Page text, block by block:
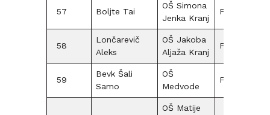
57 Boljte Tai
OŠ Simona
Jenka Kranj
F15
58
Lončarevič
Aleks
OŠ Jakoba
Aljaža Kranj
F12
59
Bevk Šali
Samo
OŠ
Medvode
F12
OŠ Matije